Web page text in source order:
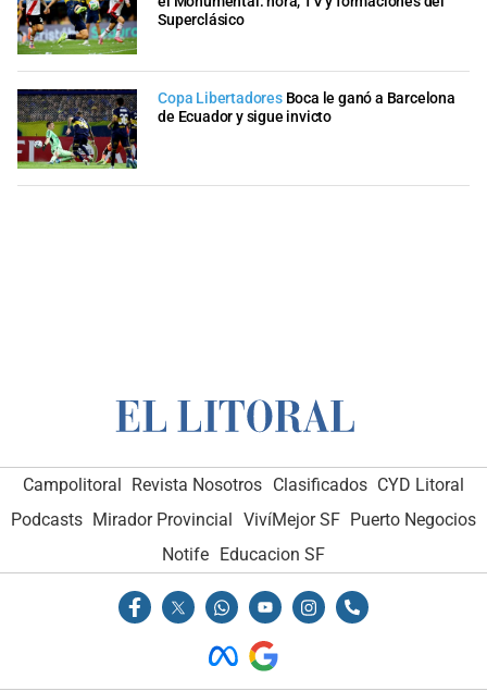
Superclásico
Copa Libertadores Boca le ganó a Barcelona
de Ecuador y sigue invicto
Campolitoral Revista Nosotros Clasificados CYD Litoral
Podcasts Mirador Provincial VivíMejor SF Puerto Negocios
Notife Educacion SF